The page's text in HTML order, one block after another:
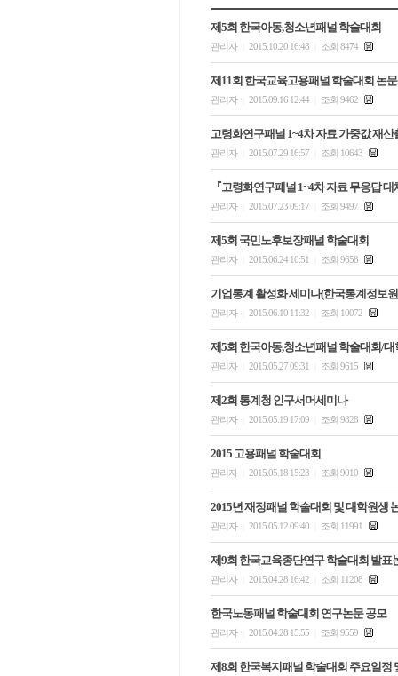
제5회 한국아동,청소년패널 학술대회
관리자 2015.10.20 16:48 조회 8474
제11회 한국교육고용패널 학술대회 논
관리자 2015.09.16 12:44 조회 9462
고령화연구패널 1~4차 자료 가중값 재
관리자 2015.07.29 16:57 조회 10643
『고령화연구패널 1~4차 자료 무응답
관리자 2015.07.23 09:17 조회 9497
제5회 국민노후보장패널 학술대회
관리자 2015.06.24 10:51 조회 9658
기업통계 활성화 세미나(한국통계정보
관리자 2015.06.10 11:32 조회 10072
제5회 한국아동,청소년패널 학술대회/
관리자 2015.05.27 09:31 조회 9615
제2회 통계청 인구서머세미나
관리자 2015.05.19 17:09 조회 9828
2015 고용패널 학술대회
관리자 2015.05.18 15:23 조회 9010
2015년 재정패널 학술대회 및 대학원생
관리자 2015.05.12 09:40 조회 11991
제9회 한국교육종단연구 학술대회 발표
관리자 2015.04.28 16:42 조회 11208
한국노동패널 학술대회 연구논문 공모
관리자 2015.04.28 15:55 조회 9559
제8회 한국복지패널 학술대회 주요일정